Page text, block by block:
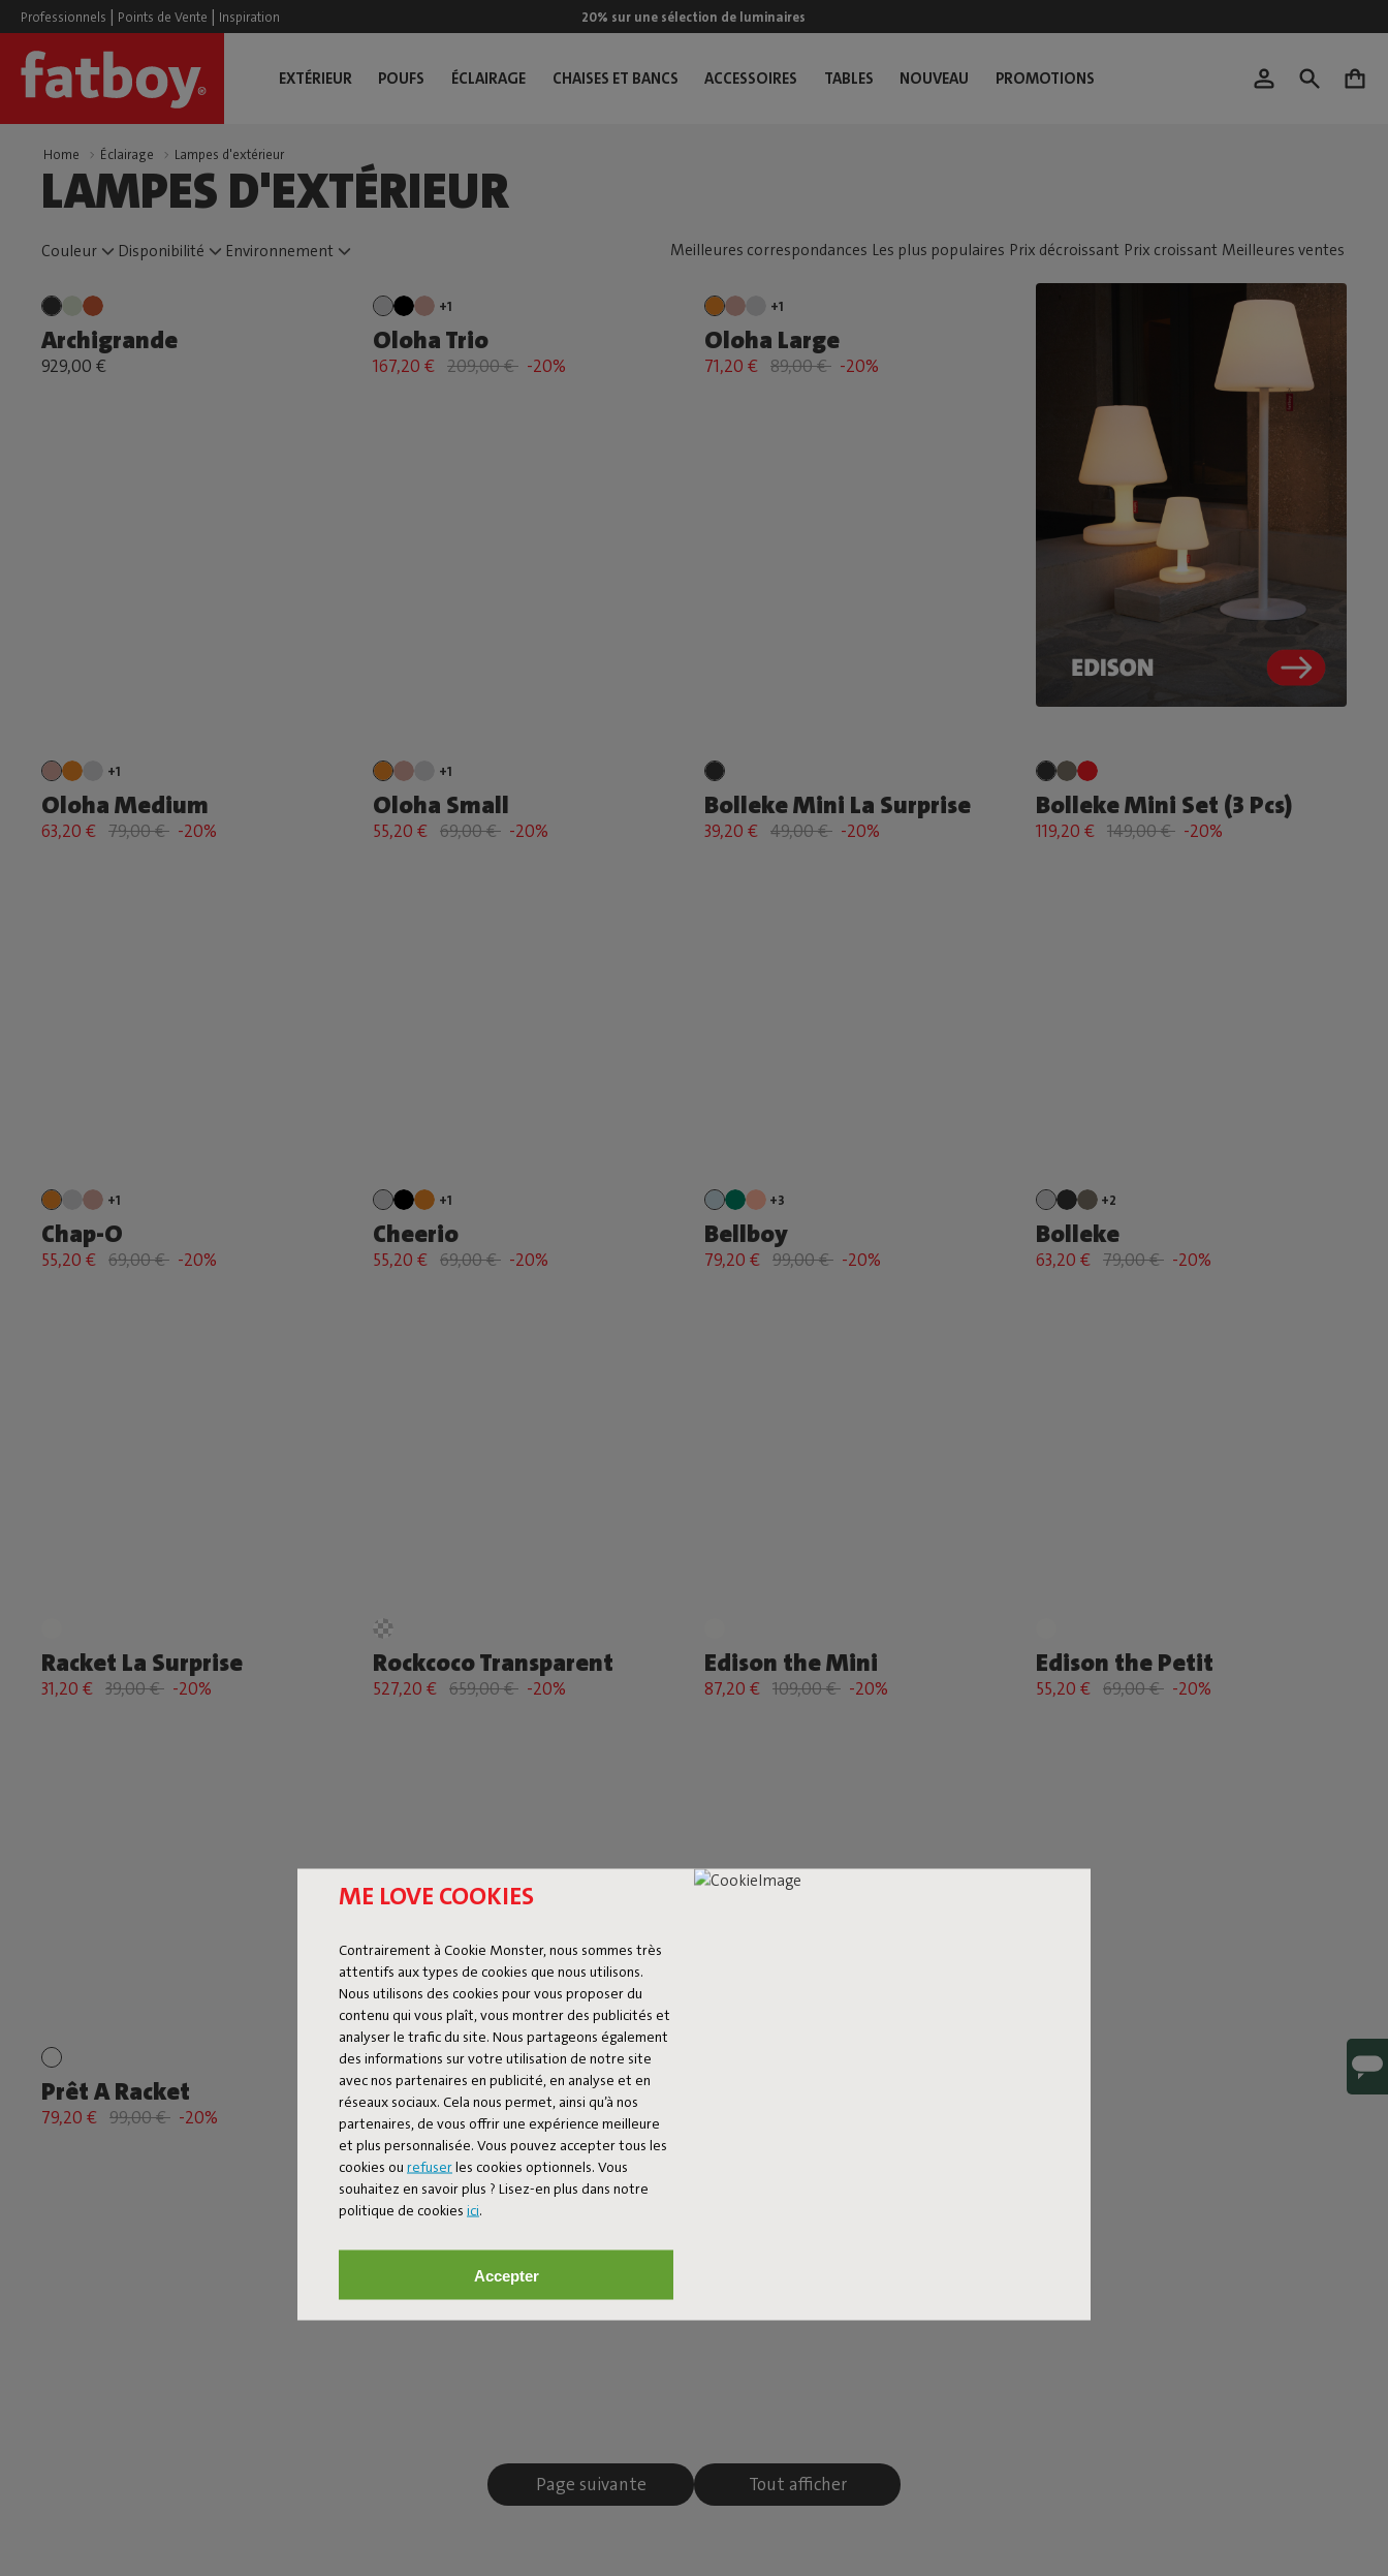
ME LOVE COOKIES
Contrairement à Cookie Monster, nous sommes très
attentifs aux types de cookies que nous utilisons.
Nous utilisons des cookies pour vous proposer du
contenu qui vous plaît, vous montrer des publicités et
analyser le trafic du site. Nous partageons également
des informations sur votre utilisation de notre site
avec nos partenaires en publicité, en analyse et en
réseaux sociaux. Cela nous permet, ainsi qu’à nos
partenaires, de vous offrir une expérience meilleure
et plus personnalisée. Vous pouvez accepter tous les
cookies ou refuserles cookies optionnels. Vous
souhaitez en savoir plus ? Lisez-en plus dans notre
politique de cookies ici.
Accepter
Professionnels | Points de Vente | Inspiration 20% sur une sélection de luminaires
EXTÉRIEUR POUFS ÉCLAIRAGE CHAISES ET BANCS ACCESSOIRES TABLES NOUVEAU PROMOTIONS 0
Home Éclairage Lampes d'extérieur
LAMPES D'EXTÉRIEUR
Couleur Disponibilité Environnement
Archigrande
929,00 €
+1
Oloha Trio
167,20 € 209,00 € -20%
+1
Oloha Large
71,20 € 89,00 € -20%
+1
Oloha Medium
63,20 € 79,00 € -20%
+1
Oloha Small
55,20 € 69,00 € -20%
Bolleke Mini La Surprise
39,20 € 49,00 € -20%
Bolleke Mini Set (3 Pcs)
119,20 € 149,00 € -20%
+1
Chap-O
55,20 € 69,00 € -20%
+1
Cheerio
55,20 € 69,00 € -20%
+3
Bellboy
79,20 € 99,00 € -20%
+2
Bolleke
63,20 € 79,00 € -20%
Racket La Surprise
31,20 € 39,00 € -20%
Rockcoco Transparent
527,20 € 659,00 € -20%
Edison the Mini
87,20 € 109,00 € -20%
Edison the Petit
55,20 € 69,00 € -20%
Prêt A Racket
79,20 € 99,00 € -20%
Page suivante Tout afficher